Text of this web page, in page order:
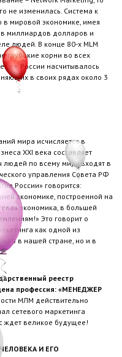
не изменилась. Система к
в мировой экономике, имея
миллиардов долларов и
людей. В конце 80-х MLM
глубокие корни во всех
в России насчитывалось
в своих рядах около 3
мира исчисляется в
ХХІ века составляет
людей по всему миру входят в
управления Совета РФ
России» говорится:
экономике, построенной на
экономика, в большей
Это говорит о
как одной из
в нашей стране, но и в
реестр
профессия: «МЕНЕДЖЕР
МЛМ действительно
сетевого маркетинга
ждет великое будущее!
И ЕГО